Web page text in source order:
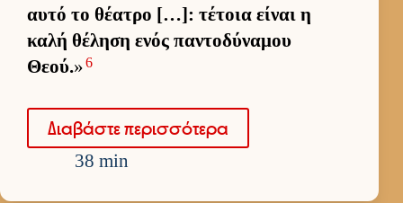
αυτό το θέατρο […]: τέτοια εί­ναι η
καλή θέληση ενός παντοδύναμου
Θεού.»6
Δια­βάστε περισ­σότερα
38 min